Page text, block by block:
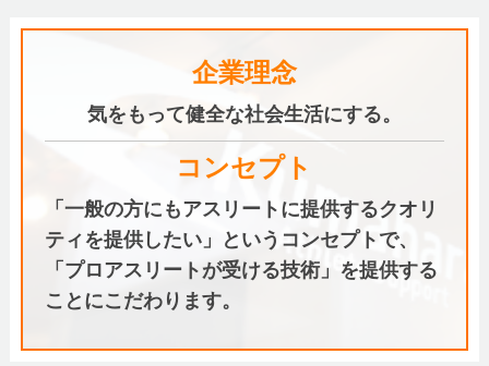
企業理念
気をもって健全な社会生活にする。
コンセプト
「一般の方にもアスリートに提供するクオリ
ティを提供したい」というコンセプトで、
「プロアスリートが受ける技術」を提供する
ことにこだわります。